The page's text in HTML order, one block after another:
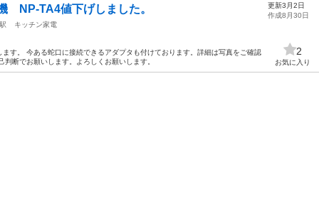
NP-TA4値下げしました。
キッチン家電
す。 今ある蛇口に接続できるアダプタも付けております。詳細は写真をご確認
断でお願いします。よろしくお願いします。
更新3月2日
作成8月30日
2
お気に入り